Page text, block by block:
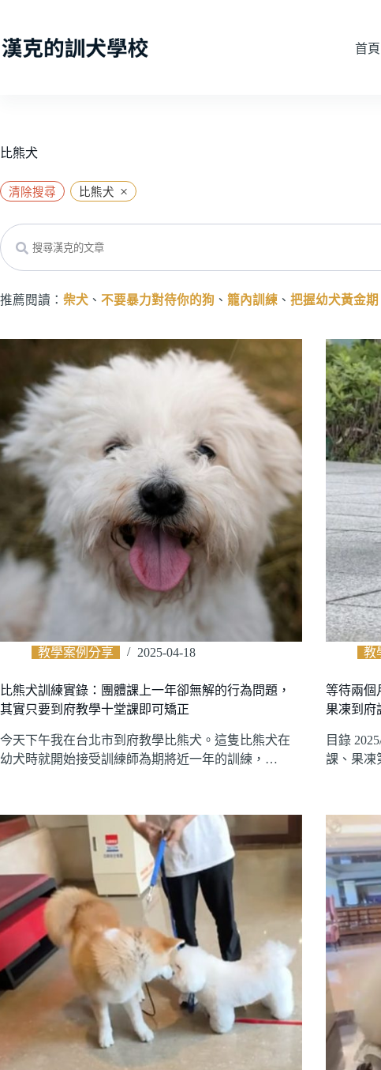
主
首頁
比熊犬
清除搜尋 比熊犬 ×
Search
推薦閱讀： 柴犬 、 不要暴力對待你的狗 、 籠內訓練 、 把握幼犬黃金期
教學案例分享 2025-04-18
比熊犬訓練實錄：團體課上一年卻無解的行為問題，
其實只要到府教學十堂課即可矯正
今天下午我在台北市到府教學比熊犬。這隻比熊犬在
幼犬時就開始接受訓練師為期將近一年的訓練，…
教
等待兩個
果凍到府
目錄
課、果凍